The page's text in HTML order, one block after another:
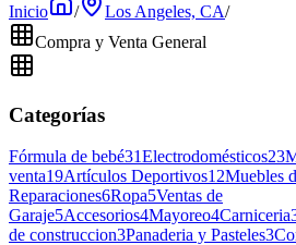
Inicio
/ Los Angeles, CA/
Compra y Venta General
Categorías
Fórmula de bebé31Electrodomésticos23
venta19Artículos Deportivos12Muebles
Reparaciones6Ropa5Ventas de
Garaje5Accesorios4Mayoreo4Carniceria
de construccion3Panaderia y Pasteles3